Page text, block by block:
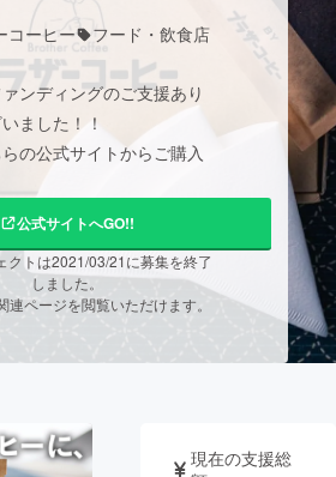
書籍・雑誌
業 チャレンジ
地域活性化
Good
さと納税machi-yaコミュニティ
コーヒー フード・飲食店
ンディングのご支援あり
ました！！
の公式サイトからご購入
公式サイトへGO!!
クトは2021/03/21に募集を終了
しました。
連ページを閲覧いただけます。
現在の支援総